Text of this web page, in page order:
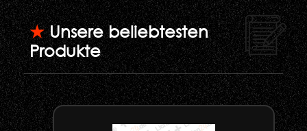
★Unsere beliebtesten
Produkte